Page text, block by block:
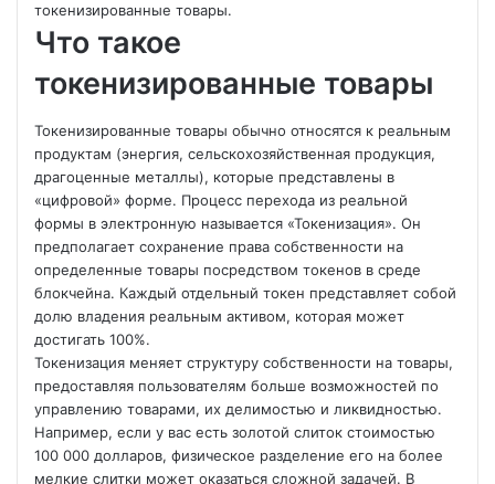
токенизированные товары.
Что такое
токенизированные товары
Токенизированные товары обычно относятся к реальным
продуктам (энергия, сельскохозяйственная продукция,
драгоценные металлы), которые представлены в
«цифровой» форме. Процесс перехода из реальной
формы в электронную называется «Токенизация». Он
предполагает сохранение права собственности на
определенные товары посредством токенов в среде
блокчейна. Каждый отдельный токен представляет собой
долю владения реальным активом, которая может
достигать 100%.
Токенизация меняет структуру собственности на товары,
предоставляя пользователям больше возможностей по
управлению товарами, их делимостью и ликвидностью.
Например, если у вас есть золотой слиток стоимостью
100 000 долларов, физическое разделение его на более
мелкие слитки может оказаться сложной задачей. В